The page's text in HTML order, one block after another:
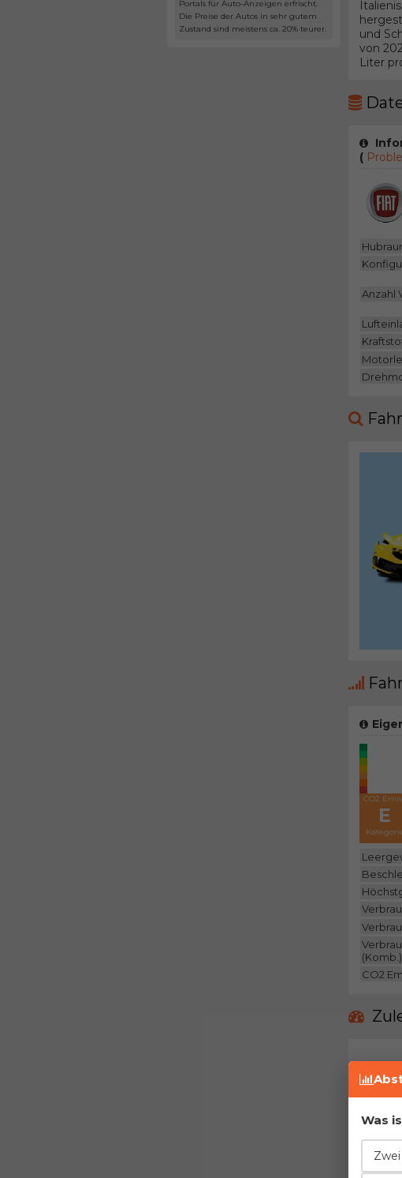
Portals für Auto-Anzeigen erfrischt.
Die Preise der Autos in sehr gutem
Zustand sind meistens ca. 20% teurer.
und
von
Liter
(
Anzahl
CO2
E
CO2
Vor-
Was